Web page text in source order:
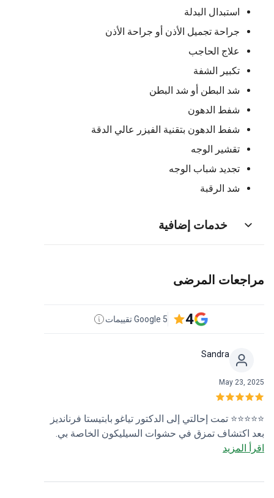
استبدال البدلة
جراحة تجميل الأذن أو جراحة الأذن
علاج الحاجب
تكبير الشفة
شد البطن أو شد البطن
شفط الدهون
شفط الدهون بتقنية الفيزر عالي الدقة
تقشير الوجه
تجديد شباب الوجه
شد الرقبة
خدمات إضافية
مراجعات المرضى
4 5 Google تقييمات
Sandra
May 23, 2025
⭐⭐⭐⭐⭐ تمت إحالتي إلى الدكتور تياغو بابتيستا فرنانديز
بعد اكتشاف تمزق في حشوات السيليكون الخاصة بي.
منذ الاستشارة الأولى، شعرت بالثقة في رعايته. كان
اقرأ المزيد